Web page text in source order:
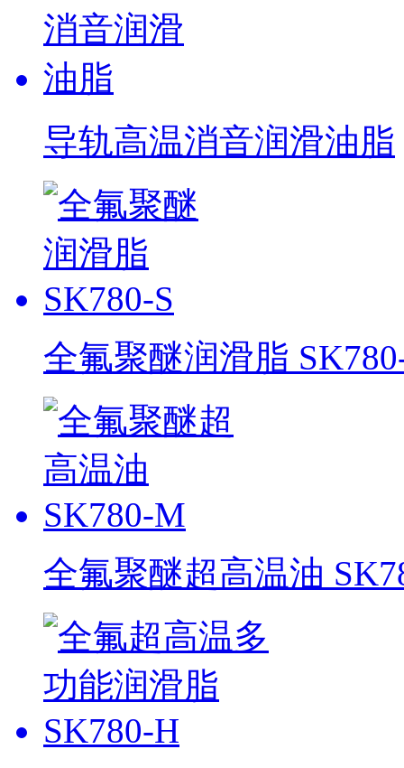
导轨高温消音润滑油脂
全氟聚醚润滑脂
全氟聚醚超高温油